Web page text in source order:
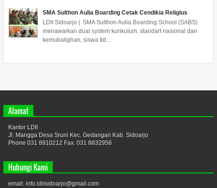
SMA Sulthon Aulia Boarding Cetak Cendikia Religius
LDII Sidoarjo | SMA Sulthon Aulia Boarding School (SABS)
menawarkan dual system kurikulum, standart nasional dan
kemubalighan, siswa tid...
Alamat
Kantor LDII
Jl. Mangga Desa Sruni Kec. Gedangan Kab. Sidoarjo
Phone 031 8910212 Fax. 031 8832956
Hubungi Kami
email: info.ldiisidoarjo@gmail.com